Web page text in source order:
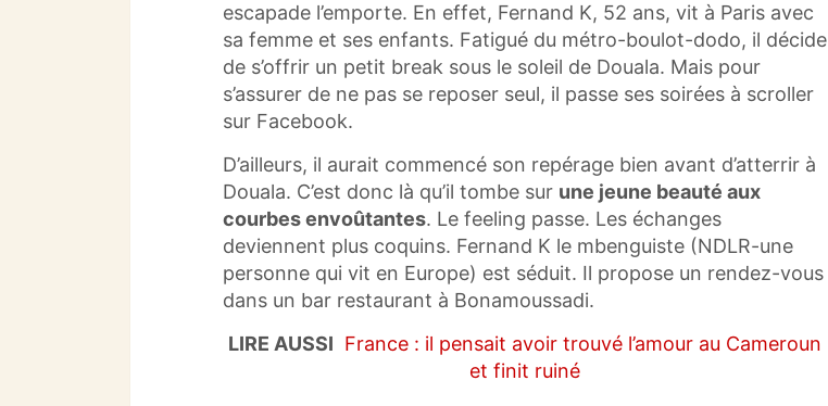
escapade l’emporte. En effet, Fernand K, 52 ans, vit à Paris avec
sa femme et ses enfants. Fatigué du métro-boulot-dodo, il décide
de s’offrir un petit break sous le soleil de Douala. Mais pour
s’assurer de ne pas se reposer seul, il passe ses soirées à scroller
sur Facebook.
D’ailleurs, il aurait commencé son repérage bien avant d’atterrir à
Douala. C’est donc là qu’il tombe sur une jeune beauté aux
courbes envoûtantes. Le feeling passe. Les échanges
deviennent plus coquins. Fernand K le mbenguiste (NDLR-une
personne qui vit en Europe) est séduit. Il propose un rendez-vous
dans un bar restaurant à Bonamoussadi.
LIRE AUSSI France : il pensait avoir trouvé l’amour au Cameroun
et finit ruiné